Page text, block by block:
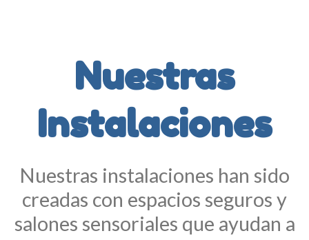
Nuestras
Instalaciones
Nuestras instalaciones han sido
creadas con espacios seguros y
salones sensoriales que ayudan a